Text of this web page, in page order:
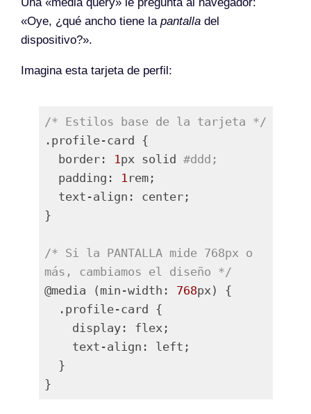
«Oye, ¿qué ancho tiene la pantalla del
dispositivo?».
Imagina esta tarjeta de perfil:
/* Estilos base de la tarjeta */
.profile-card {
  border:
1 px solid #ddd;
  padding:
1 rem;
}
/* Si la PANTALLA mide 768px o
más, cambiamos el diseño */
@media (min-width: 768px) {